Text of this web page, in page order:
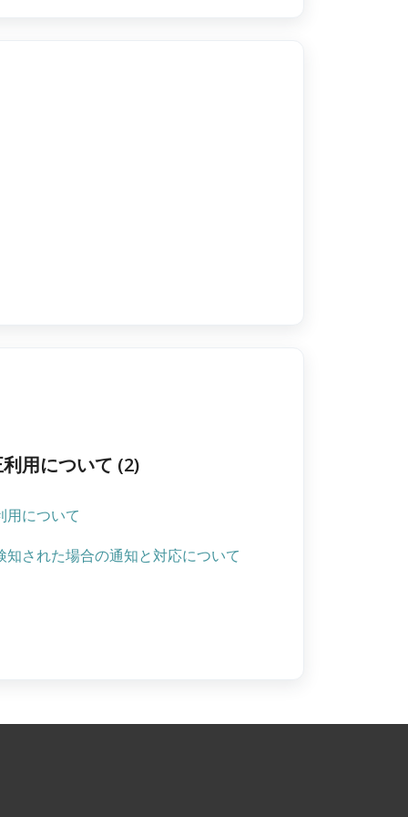
用について (2)
用について
知された場合の通知と対応について